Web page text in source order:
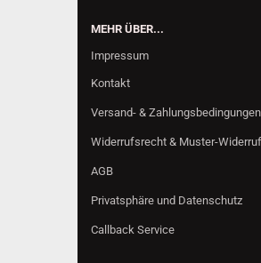
MEHR ÜBER...
Impressum
Kontakt
Versand- & Zahlungsbedingungen
Widerrufsrecht & Muster-
AGB
Privatsphäre und Datenschutz
Callback Service